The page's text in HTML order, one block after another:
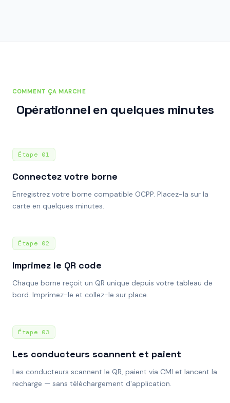
COMMENT ÇA MARCHE
Opérationnel en quelques minutes
Étape 01
Connectez votre borne
Enregistrez votre borne compatible OCPP. Placez-la sur la
carte en quelques minutes.
Étape 02
Imprimez le QR code
Chaque borne reçoit un QR unique depuis votre tableau de
bord. Imprimez-le et collez-le sur place.
Étape 03
Les conducteurs scannent et paient
Les conducteurs scannent le QR, paient via CMI et lancent la
recharge — sans téléchargement d'application.